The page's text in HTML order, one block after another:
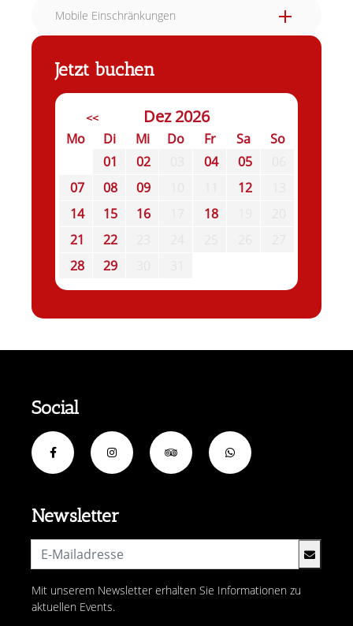
Mobile Einschränkungen
Jetzt buchen
<< Dez 2026
Mo Di Mi Do Fr Sa
So
01
02 04 05
07
08 09 12
14
15 16 18
21
22
28
29
Newsletter
Mit unserem Newsletter erhalten Sie Informationen zu
aktuellen Events.
Social